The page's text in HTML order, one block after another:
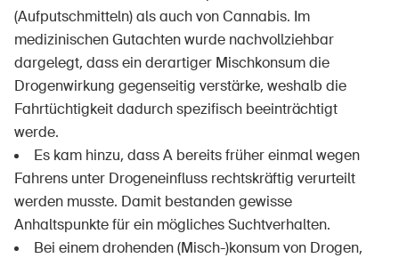
(Aufputschmitteln) als auch von Cannabis. Im
medizinischen Gutachten wurde nachvollziehbar
dargelegt, dass ein derartiger Mischkonsum die
Drogenwirkung gegenseitig verstärke, weshalb die
Fahrtüchtigkeit dadurch spezifisch beeinträchtigt
werde.
Es kam hinzu, dass A bereits früher einmal wegen
Fahrens unter Drogeneinfluss rechtskräftig verurteilt
werden musste. Damit bestanden gewisse
Anhaltspunkte für ein mögliches Suchtverhalten.
Bei einem drohenden (Misch-)konsum von Drogen,